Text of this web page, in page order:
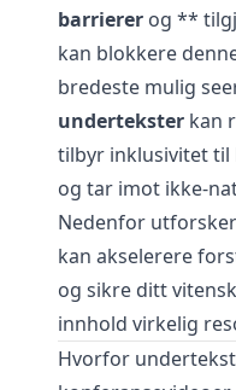
barrierer og **
kan blokkere
bredeste mulig
undertekster kan
tilbyr inklusivitet til
og tar imot ikke-
Nedenfor
kan akselerere
og sikre ditt
innhold virkelig
Hvorfor